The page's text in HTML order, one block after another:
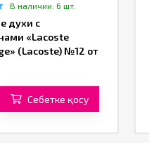
В наличии: 6 шт.
духи с
«Lacoste
(Lacoste) №12 от
Себетке қосу